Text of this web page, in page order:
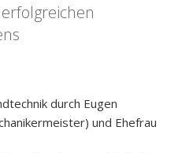
durch Eugen
und Ehefrau